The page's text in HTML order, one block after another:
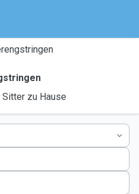
zu Hause